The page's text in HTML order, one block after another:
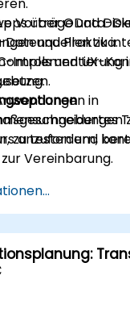
über OData-
zu
und UX-
in
zu testen und
Vorträge und
und Praktika.
Implementierung
anzufordern,
Vereinbarung.